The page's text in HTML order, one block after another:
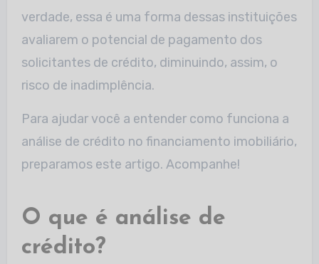
verdade, essa é uma forma dessas instituições
avaliarem o potencial de pagamento dos
solicitantes de crédito, diminuindo, assim, o
risco de inadimplência.
Para ajudar você a entender como funciona a
análise de crédito no financiamento imobiliário,
preparamos este artigo. Acompanhe!
O que é análise de
crédito?